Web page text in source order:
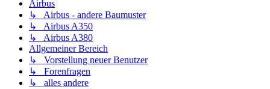
Airbus
↳ Airbus - andere Baumuster
↳ Airbus A350
↳ Airbus A380
Allgemeiner Bereich
↳ Vorstellung neuer Benutzer
↳ Forenfragen
↳ alles andere